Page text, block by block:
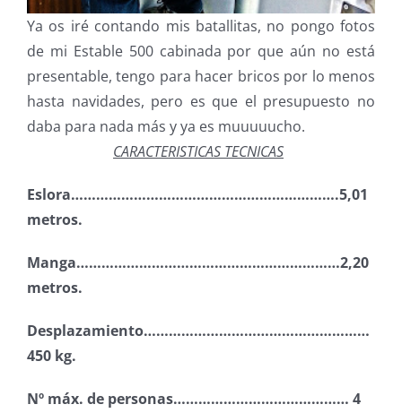
Ya os iré contando mis batallitas, no pongo fotos
de mi Estable 500 cabinada por que aún no está
presentable, tengo para hacer bricos por lo menos
hasta navidades, pero es que el presupuesto no
daba para nada más y ya es muuuuucho.
CARACTERISTICAS TECNICAS
Eslora……………………………………………………….5,01
metros.
Manga………………………………………………………2,20
metros.
Desplazamiento………………………………………………
450 kg.
Nº máx. de personas…………………………………… 4